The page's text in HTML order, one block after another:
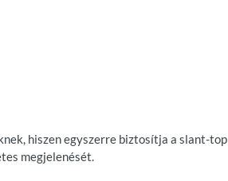
hiszen egyszerre biztosítja a slant-top
megjelenését.